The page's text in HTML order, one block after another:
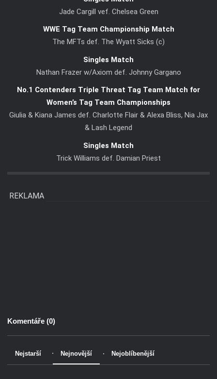
Jade Cargill vef. Chelsea Green
WWE Tag Team Championship Match
The MFTs def. The Wyatt Sicks (c)
Singles Match
Nathan Frazer w/Axiom def. Johnny Gargano
No.1 Contenders Triple Threat Tag Team Match for
Women’s Tag Team Championships
Giulia & Kiana James def. Charlotte Flair & Alexa Bliss, Nia Jax
& Lash Legend
Singles Match
Trick Williams def. Damian Priest
REKLAMA
Komentáře (0)
Nejstarší Nejnovější Nejoblíbenější